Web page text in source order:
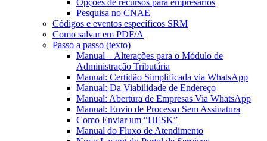
Pesquisa no CNAE
Códigos e eventos específicos SRM
Como salvar em PDF/A
Passo a passo (texto)
Manual – Alterações para o Módulo de
Administração Tributária
Manual: Certidão Simplificada via WhatsApp
Manual: Da Viabilidade de Endereço
Manual: Abertura de Empresas Via WhatsApp
Manual: Envio de Processo Sem Assinatura
Como Enviar um “HESK”
Manual do Fluxo de Atendimento